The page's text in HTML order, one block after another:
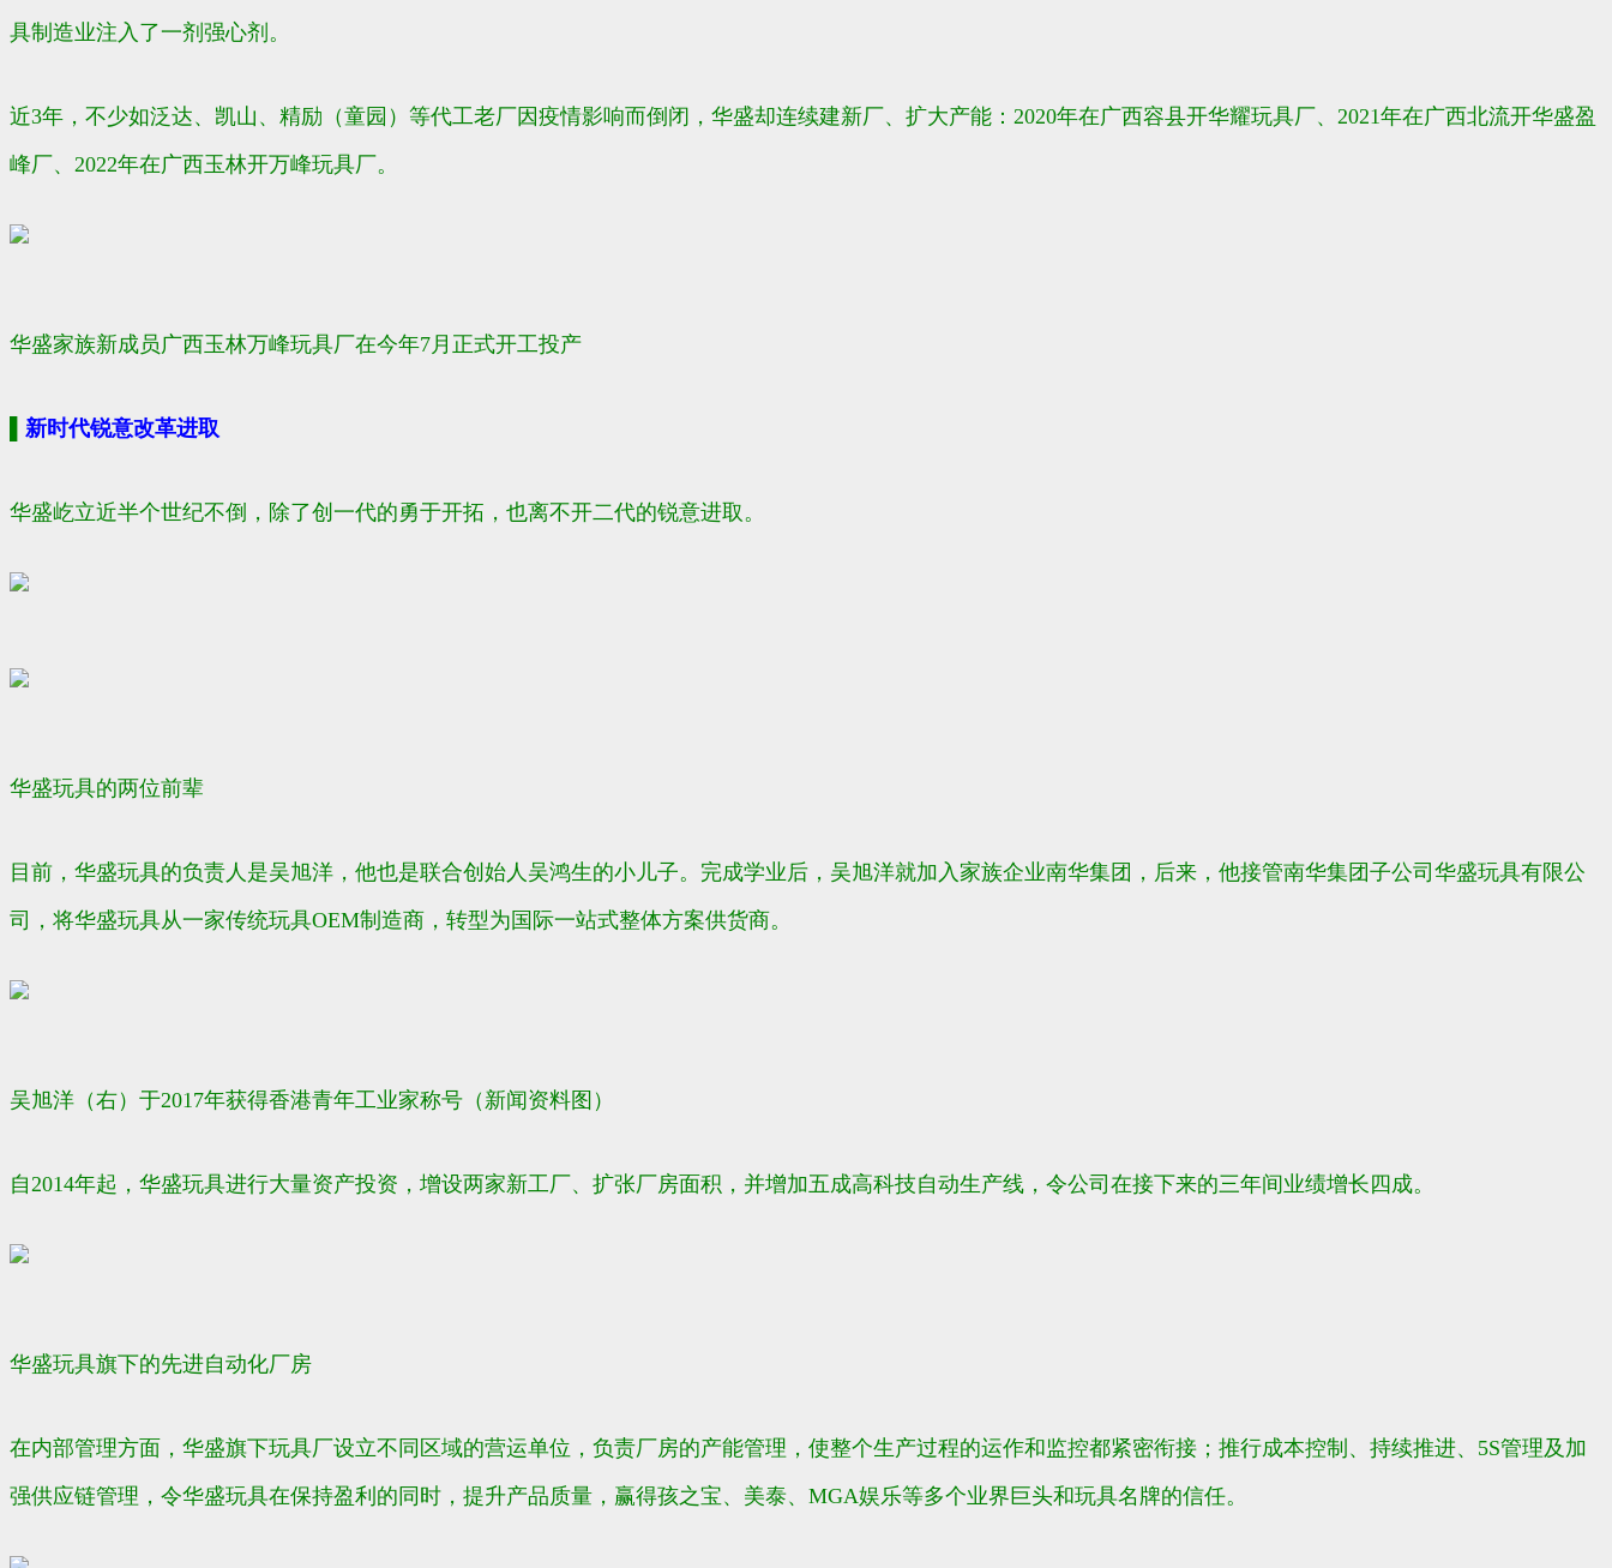
具制造业注入了一剂强心剂。
近3年，不少如泛达、凯山、精励（童园）等代工老厂因疫情影响而倒闭，华盛却连续建新厂、扩大产能：2020年在广西容县开华耀玩具厂、2021年在广西北流开华盛盈
峰厂、2022年在广西玉林开万峰玩具厂。
华盛家族新成员广西玉林万峰玩具厂在今年7月正式开工投产
新时代锐意改革进取
华盛屹立近半个世纪不倒，除了创一代的勇于开拓，也离不开二代的锐意进取。
华盛玩具的两位前辈
目前，华盛玩具的负责人是吴旭洋，他也是联合创始人吴鸿生的小儿子。完成学业后，吴旭洋就加入家族企业南华集团，后来，他接管南华集团子公司华盛玩具有限公
司，将华盛玩具从一家传统玩具OEM制造商，转型为国际一站式整体方案供货商。
吴旭洋（右）于2017年获得香港青年工业家称号（新闻资料图）
自2014年起，华盛玩具进行大量资产投资，增设两家新工厂、扩张厂房面积，并增加五成高科技自动生产线，令公司在接下来的三年间业绩增长四成。
华盛玩具旗下的先进自动化厂房
在内部管理方面，华盛旗下玩具厂设立不同区域的营运单位，负责厂房的产能管理，使整个生产过程的运作和监控都紧密衔接；推行成本控制、持续推进、5S管理及加
强供应链管理，令华盛玩具在保持盈利的同时，提升产品质量，赢得孩之宝、美泰、MGA娱乐等多个业界巨头和玩具名牌的信任。